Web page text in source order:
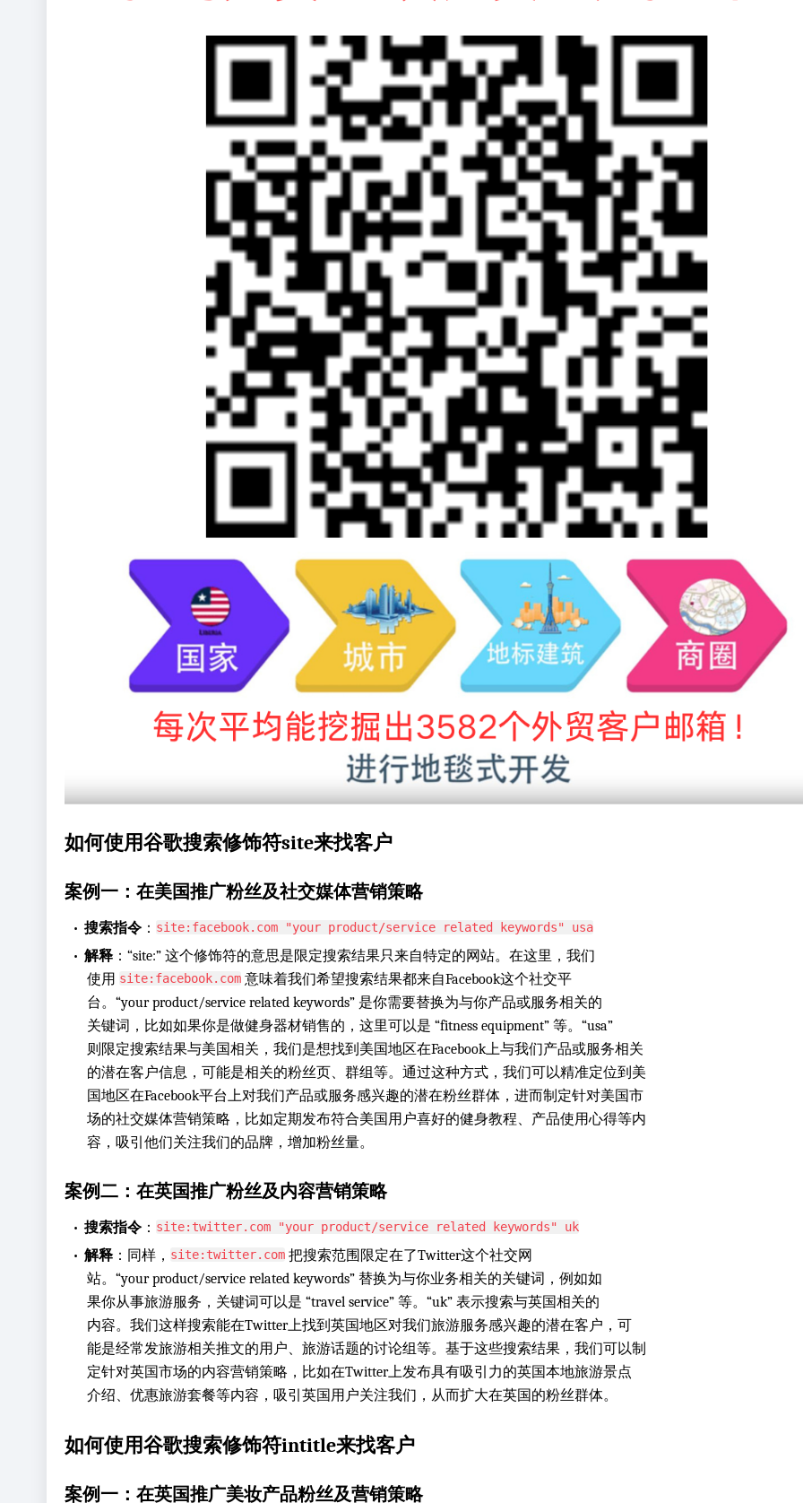
如何使用谷歌搜索修饰符site来找客户
案例一：在美国推广粉丝及社交媒体营销策略
• 搜索指令 ： site:facebook.com "your product/service related keywords" usa
• 解释 ：“site:” 这个修饰符的意思是限定搜索结果只来自特定的网站。在这里，我们
使用 site:facebook.com 意味着我们希望搜索结果都来自Facebook这个社交平
台。“your product/service related keywords” 是你需要替换为与你产品或服务相关的
关键词，比如如果你是做健身器材销售的，这里可以是 “fitness equipment” 等。“usa”
则限定搜索结果与美国相关，我们是想找到美国地区在Facebook上与我们产品或服务相关
的潜在客户信息，可能是相关的粉丝页、群组等。通过这种方式，我们可以精准定位到美
国地区在Facebook平台上对我们产品或服务感兴趣的潜在粉丝群体，进而制定针对美国市
场的社交媒体营销策略，比如定期发布符合美国用户喜好的健身教程、产品使用心得等内
容，吸引他们关注我们的品牌，增加粉丝量。
案例二：在英国推广粉丝及内容营销策略
• 搜索指令 ： site:twitter.com "your product/service related keywords" uk
• 解释 ：同样， site:twitter.com 把搜索范围限定在了Twitter这个社交网
站。“your product/service related keywords” 替换为与你业务相关的关键词，例如如
果你从事旅游服务，关键词可以是 “travel service” 等。“uk” 表示搜索与英国相关的
内容。我们这样搜索能在Twitter上找到英国地区对我们旅游服务感兴趣的潜在客户，可
能是经常发旅游相关推文的用户、旅游话题的讨论组等。基于这些搜索结果，我们可以制
定针对英国市场的内容营销策略，比如在Twitter上发布具有吸引力的英国本地旅游景点
介绍、优惠旅游套餐等内容，吸引英国用户关注我们，从而扩大在英国的粉丝群体。
如何使用谷歌搜索修饰符intitle来找客户
案例一：在英国推广美妆产品粉丝及营销策略